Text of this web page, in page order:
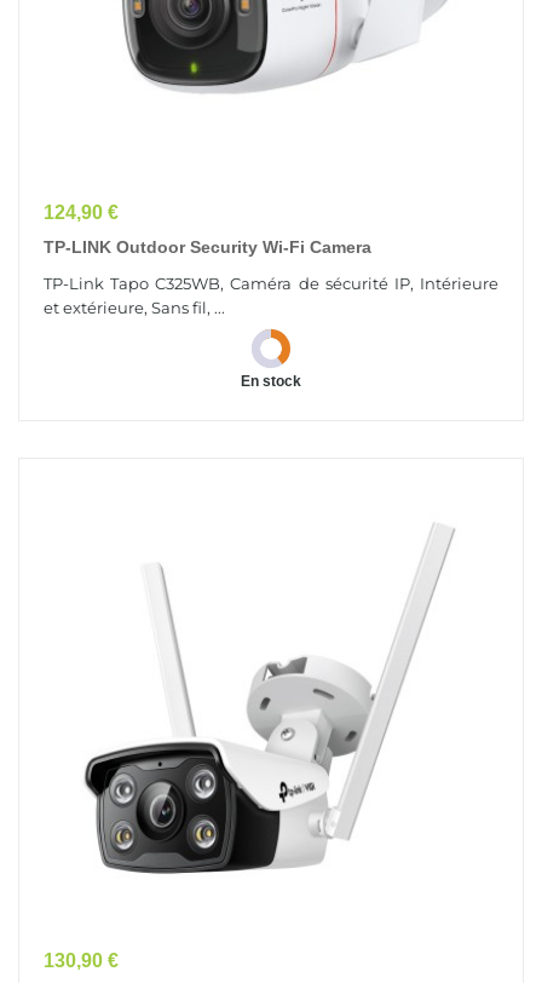
Prix
124,90 €
TP-LINK Outdoor Security Wi-Fi Camera
TP-Link Tapo C325WB, Caméra de sécurité IP, Intérieure
et extérieure, Sans fil, ...
En stock
Prix
130,90 €